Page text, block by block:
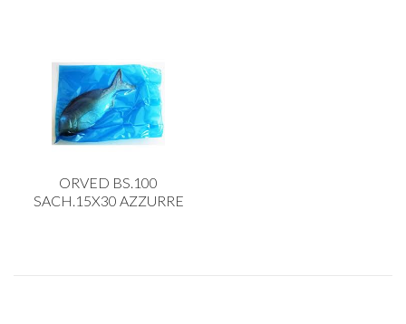
ORVED BS.100
SACH.15X30 AZZURRE